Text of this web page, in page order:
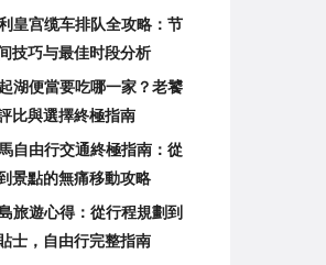
皇宫缆车排队全攻略：节
技巧与最佳时段分析
湖便當要吃哪一家？老饕
比與選擇終極指南
自由行交通終極指南：從
景點的無痛移動攻略
旅遊心得：從行程規劃到
士，自由行完整指南